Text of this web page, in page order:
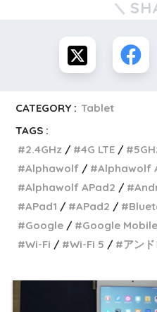
CATEGORY : Tablet
TAGS :
2.4GHz
4G LTE
Alphawolf
Alphawolf
Alphawolf APad2
APad1
APad2
Google
Google
Wi-Fi
Wi-Fi 5 アン